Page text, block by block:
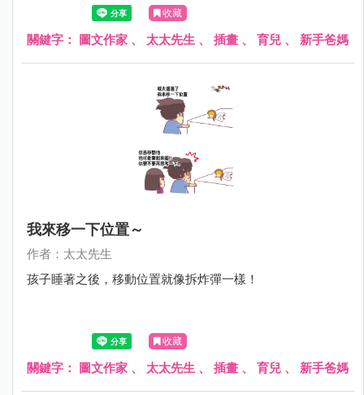
收藏
關鍵字： 圖文作家 、 太太先生 、 插畫 、 育兒 、 新手爸媽
我來移一下位置～
作者：太太先生
孩子睡著之後，移動位置就像拆炸彈一樣！
收藏
關鍵字： 圖文作家 、 太太先生 、 插畫 、 育兒 、 新手爸媽